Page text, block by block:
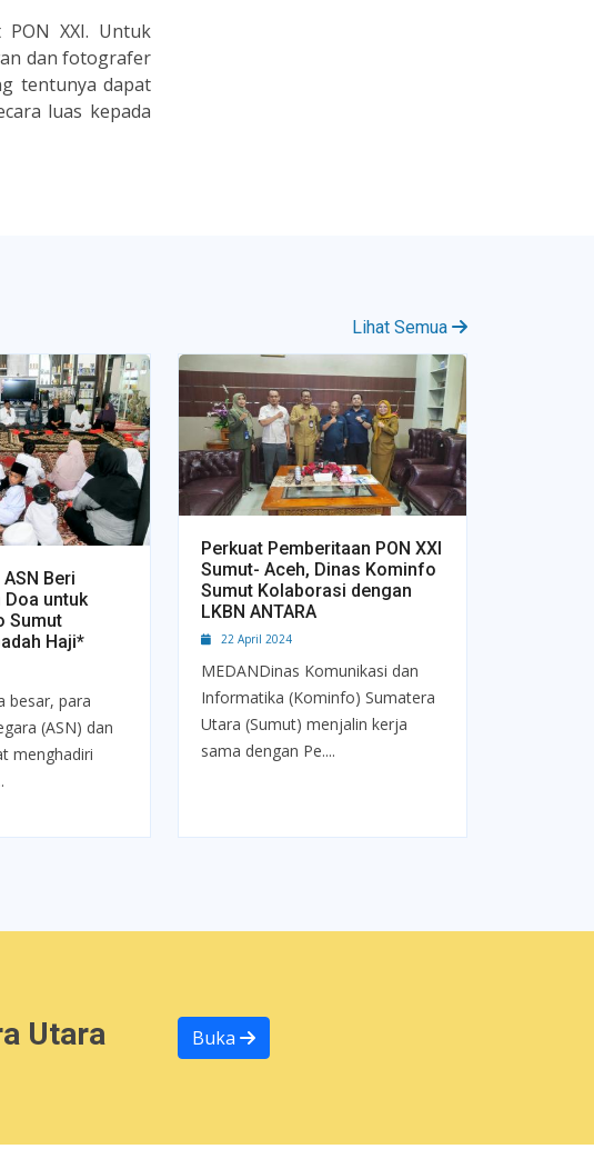
XXI. Untuk
dan fotografer
tentunya dapat
luas kepada
Lihat Semua
Beri
Doa untuk
Sumut
Haji*
besar, para
(ASN) dan
menghadiri
Perkuat Pemberitaan PON XXI
Sumut- Aceh, Dinas Kominfo
Sumut Kolaborasi dengan
LKBN ANTARA
22 April 2024
MEDANDinas Komunikasi dan
Informatika (Kominfo) Sumatera
Utara (Sumut) menjalin kerja
sama dengan Pe....
Utara Buka